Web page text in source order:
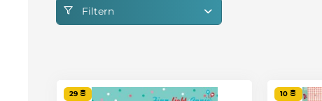
Filtern
29 10